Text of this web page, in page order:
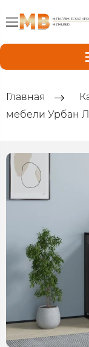
Главная
мебели Урбан